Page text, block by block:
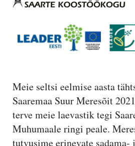
Meie seltsi eelmise aasta
Saaremaa Suur Meresõit
terve meie laevastik tegi
Muhumaale ringi peale.
tutvusime erinevate sadama-